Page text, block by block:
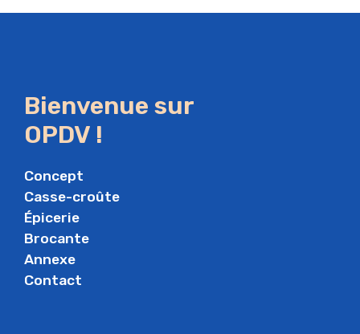
Bienvenue sur
OPDV !
Concept
Casse-croûte
Épicerie
Brocante
Annexe
Contact